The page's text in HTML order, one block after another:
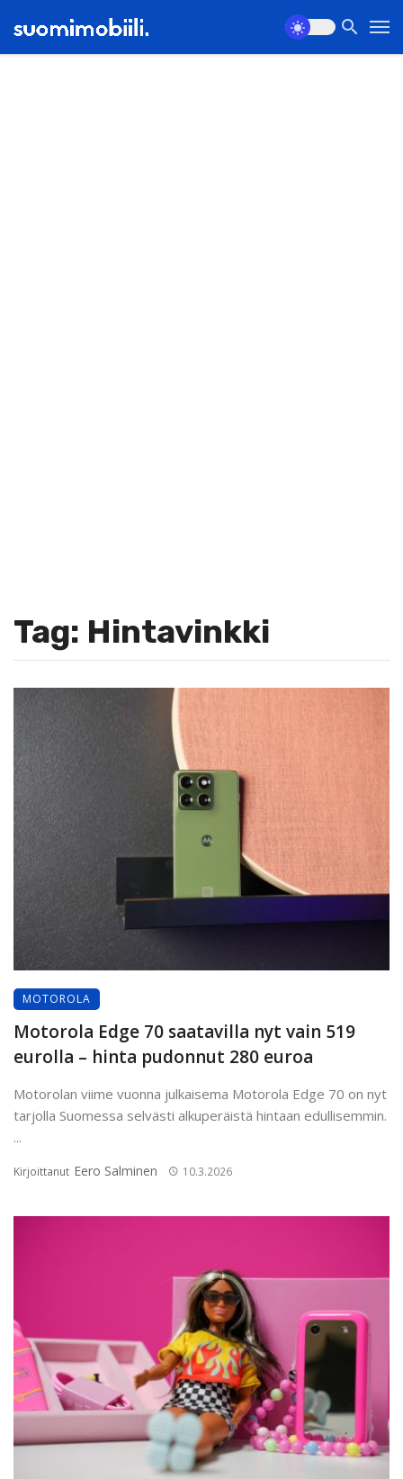
Tag: Hintavinkki
MOTOROLA
Motorola Edge 70 saatavilla nyt vain 519
eurolla – hinta pudonnut 280 euroa
Motorolan viime vuonna julkaisema Motorola Edge 70 on nyt
tarjolla Suomessa selvästi alkuperäistä hintaan edullisemmin.
...
Kirjoittanut Eero Salminen 10.3.2026